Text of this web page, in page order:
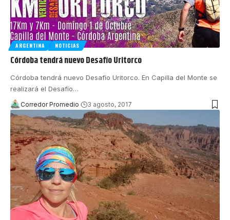
ARGENTINA NOTICIAS
Córdoba tendrá nuevo Desafío Uritorco
Córdoba tendrá nuevo Desafío Uritorco. En Capilla del Monte se
realizará el Desafío…
Corredor Promedio 3 agosto, 2017